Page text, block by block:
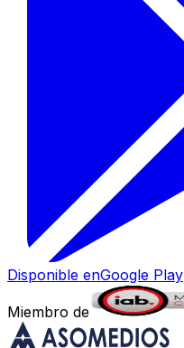
Disponible enGoogle Play
Miembro de